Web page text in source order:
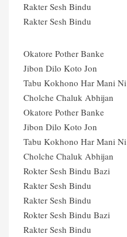
Rakter Sesh Bindu
Rakter Sesh Bindu
Okatore Pother Banke
Jibon Dilo Koto Jon
Tabu Kokhono Har Mani Ni
Cholche Chaluk Abhijan
Okatore Pother Banke
Jibon Dilo Koto Jon
Tabu Kokhono Har Mani Ni
Cholche Chaluk Abhijan
Rokter Sesh Bindu Bazi
Rakter Sesh Bindu
Rakter Sesh Bindu
Rokter Sesh Bindu Bazi
Rakter Sesh Bindu